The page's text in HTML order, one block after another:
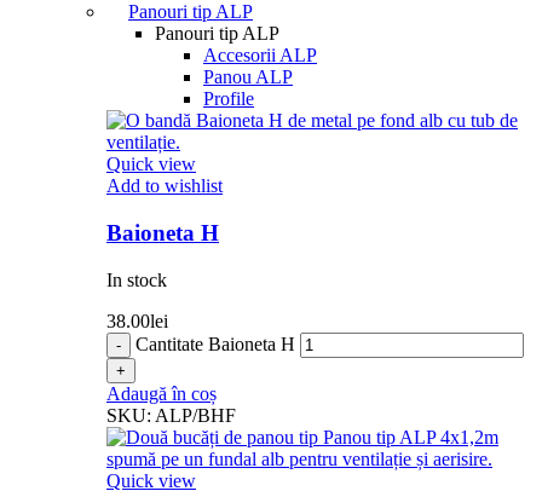
Panouri tip ALP
Panouri tip ALP
Accesorii ALP
Panou ALP
Profile
Quick view
Add to wishlist
Baioneta H
In stock
38.00lei
Cantitate Baioneta H
Adaugă în coș
SKU: ALP/BHF
Quick view